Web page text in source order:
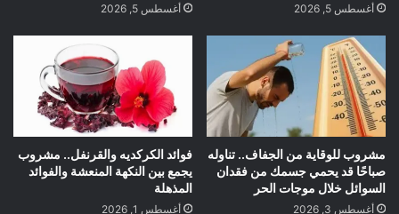
أغسطس 5, 2026 أغسطس 5, 2026
مشروب للوقاية من الجفاف.. تناوله
صباحًا قد يحمي جسمك من فقدان
السوائل خلال موجات الحر
أغسطس 3, 2026
فوائد الكركديه والقرنفل.. مشروب
يجمع بين النكهة المنعشة والفوائد
المذهلة
أغسطس 1, 2026